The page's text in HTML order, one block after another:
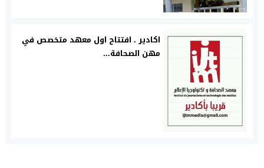
اكادير . افتتاح اول معهد متخصص في
مهن الصحافة...